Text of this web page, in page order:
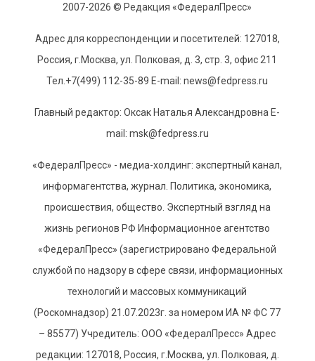
2007-2026 © Редакция «ФедералПресс»
Адрес для корреспонденции и посетителей: 127018,
Россия, г.Москва, ул. Полковая, д. 3, стр. 3, офис 211
Тел.+7(499) 112-35-89 E-mail: news@fedpress.ru
Главный редактор: Оксак Наталья Александровна E-
mail: msk@fedpress.ru
«ФедералПресс» - медиа-холдинг: экспертный канал,
информагентства, журнал. Политика, экономика,
происшествия, общество. Экспертный взгляд на
жизнь регионов РФ Информационное агентство
«ФедералПресс» (зарегистрировано Федеральной
службой по надзору в сфере связи, информационных
технологий и массовых коммуникаций
(Роскомнадзор) 21.07.2023г. за номером ИА № ФС 77
– 85577) Учредитель: ООО «ФедералПресс» Адрес
редакции: 127018, Россия, г.Москва, ул. Полковая, д.